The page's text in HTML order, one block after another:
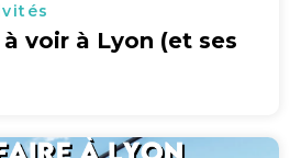
voir à Lyon (et ses